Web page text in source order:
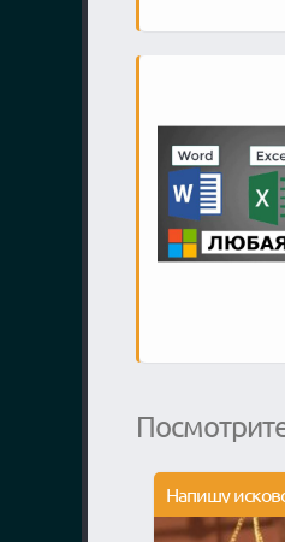
Напишу